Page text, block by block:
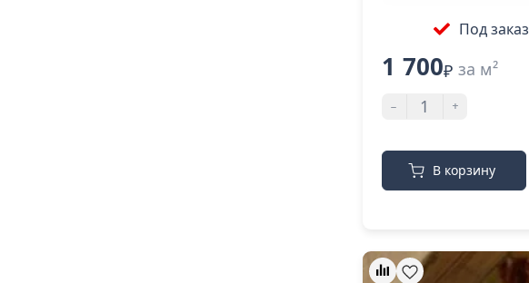
Под заказ
1 700₽ за м²
- +
В корзину